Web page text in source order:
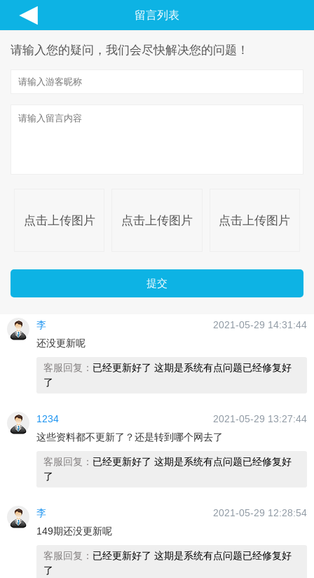
◀ 留言列表
请输入您的疑问，我们会尽快解决您的问题！
点击上传图片 点击上传图片 点击上传图片
提交
李
2021-05-29 14:31:44
还没更新呢
客服回复： 已经更新好了 这期是系统有点问题已经修复好
了
1234
2021-05-29 13:27:44
这些资料都不更新了？还是转到哪个网去了
客服回复： 已经更新好了 这期是系统有点问题已经修复好
了
李
2021-05-29 12:28:54
149期还没更新呢
客服回复： 已经更新好了 这期是系统有点问题已经修复好
了